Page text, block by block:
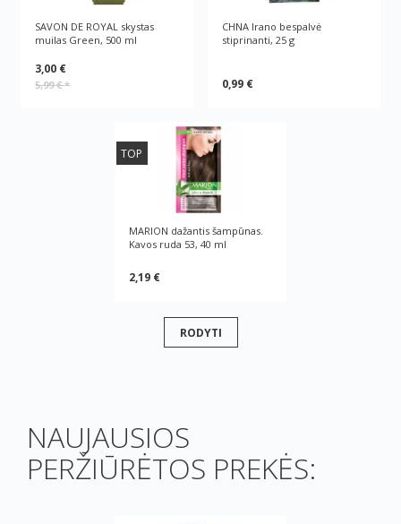
SAVON DE ROYAL skystas
muilas Green, 500 ml
3,00 €
5,99 €*
CHNA Irano bespalvė
stiprinanti, 25 g
0,99 €
TOP
MARION dažantis šampūnas.
Kavos ruda 53, 40 ml
2,19 €
RODYTI
NAUJAUSIOS
PERŽIŪRĖTOS PREKĖS: